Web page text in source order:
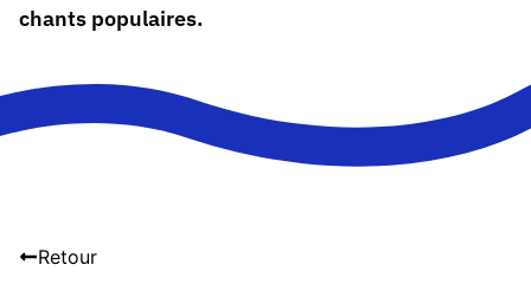
chants populaires.
Retour